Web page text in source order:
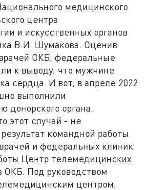
медицинского
центра
и искусственных органов
В.И. Шумакова. Оценив
ОКБ, федеральные
к выводу, что мужчине
сердца. И вот, в апреле 2022
выполнили
донорского органа.
этот случай - не
командной работы
и федеральных клиник
Центр телемедицинских
ОКБ. Под руководством
центром,